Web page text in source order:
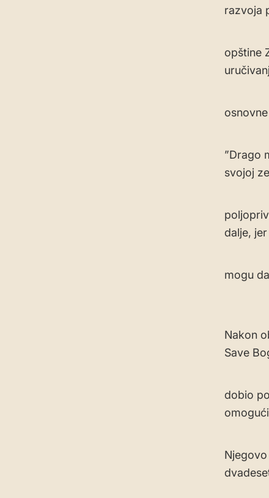
razvoja
opštine
”Drago
svojoj
dalje,
mogu
Nakon
Save
dobio